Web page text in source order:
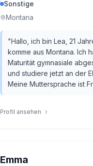
Sonstige
Montana
"Hallo, ich bin Lea, 21
komme aus Montana. Ich
Maturität gymnasiale
und studiere jetzt an der
Meine Muttersprache ist
Profil ansehen
Emma